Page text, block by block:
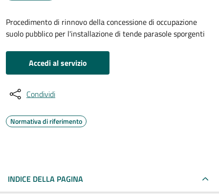
Procedimento di rinnovo della concessione di occupazione
suolo pubblico per l'installazione di tende parasole sporgenti
Accedi al servizio
Condividi
Normativa di riferimento
INDICE DELLA PAGINA